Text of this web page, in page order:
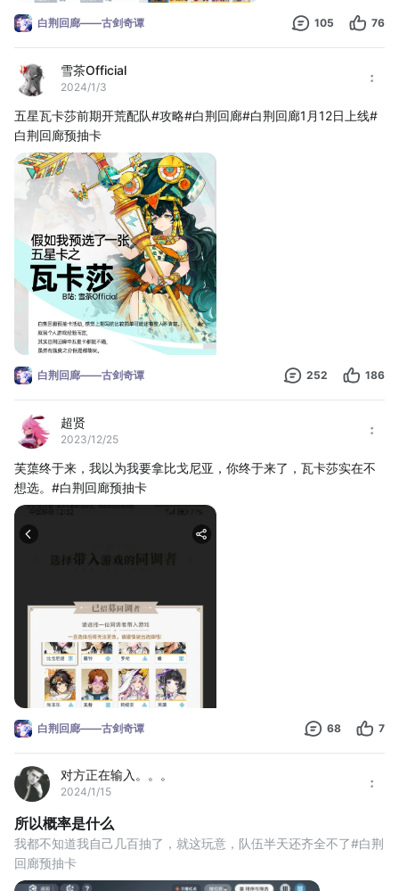
白荆回廊——古剑奇谭 105 76
雪茶Official
2024/1/3
​五星瓦卡莎前期开荒配队#攻略#白荆回廊#白荆回廊1月12日上线#
白荆回廊预抽卡
白荆回廊——古剑奇谭 252 186
超贤
2023/12/25
芙蕖终于来，我以为我要拿比戈尼亚，你终于来了，瓦卡莎实在不
想选。#白荆回廊预抽卡
白荆回廊——古剑奇谭 68 7
对方正在输入。。。
2024/1/15
所以概率是什么
我都不知道我自己几百抽了，就这玩意，队伍半天还齐全不了#白荆
回廊预抽卡